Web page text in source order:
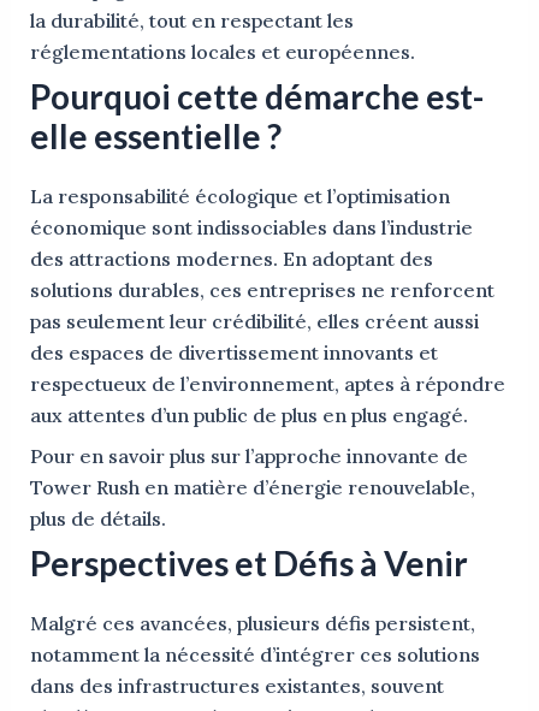
la durabilité, tout en respectant les
réglementations locales et européennes.
Pourquoi cette démarche est-
elle essentielle ?
La responsabilité écologique et l’optimisation
économique sont indissociables dans l’industrie
des attractions modernes. En adoptant des
solutions durables, ces entreprises ne renforcent
pas seulement leur crédibilité, elles créent aussi
des espaces de divertissement innovants et
respectueux de l’environnement, aptes à répondre
aux attentes d’un public de plus en plus engagé.
Pour en savoir plus sur l’approche innovante de
Tower Rush en matière d’énergie renouvelable,
plus de détails.
Perspectives et Défis à Venir
Malgré ces avancées, plusieurs défis persistent,
notamment la nécessité d’intégrer ces solutions
dans des infrastructures existantes, souvent